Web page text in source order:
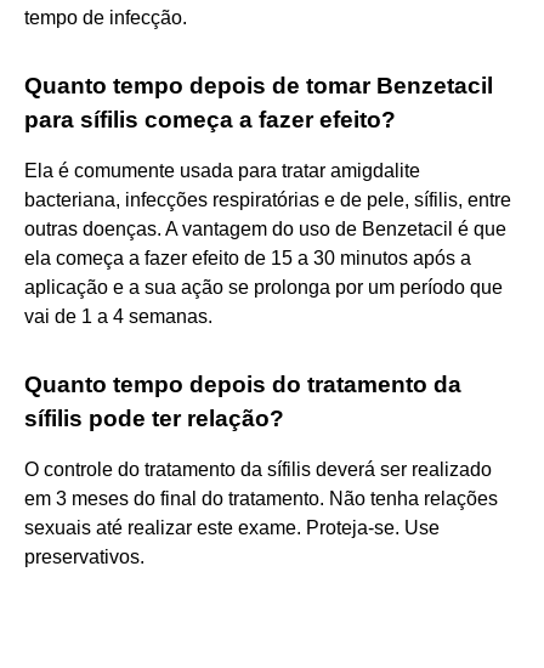
tempo de infecção.
Quanto tempo depois de tomar Benzetacil
para sífilis começa a fazer efeito?
Ela é comumente usada para tratar amigdalite
bacteriana, infecções respiratórias e de pele, sífilis, entre
outras doenças. A vantagem do uso de Benzetacil é que
ela começa a fazer efeito de 15 a 30 minutos após a
aplicação e a sua ação se prolonga por um período que
vai de 1 a 4 semanas.
Quanto tempo depois do tratamento da
sífilis pode ter relação?
O controle do tratamento da sífilis deverá ser realizado
em 3 meses do final do tratamento. Não tenha relações
sexuais até realizar este exame. Proteja-se. Use
preservativos.